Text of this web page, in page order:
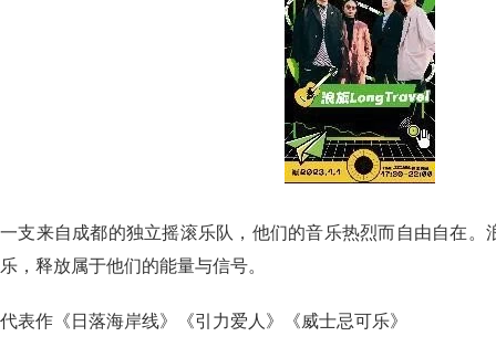
一支来自成都的独立摇滚乐队，他们的音乐热烈而自由自在。
乐，释放属于他们的能量与信号。
代表作《日落海岸线》《引力爱人》《威士忌可乐》